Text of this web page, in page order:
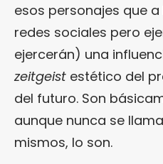
esos personajes que
redes sociales pero
ejercerán) una
zeitgeist estético del
del futuro. Son
aunque nunca se
mismos, lo son.